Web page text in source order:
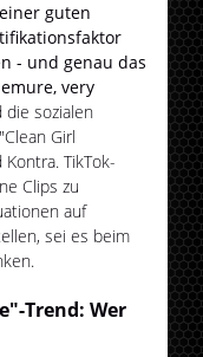
guten
- und genau das
very
die sozialen
Girl
TikTok-
Clips zu
auf
sei es beim
Trend: Wer